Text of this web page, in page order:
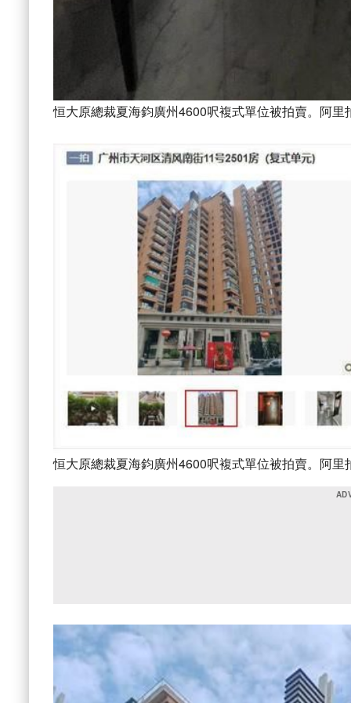
恒大原總裁夏海鈞廣州4600呎複式單位被拍賣。阿里
恒大原總裁夏海鈞廣州4600呎複式單位被拍賣。阿里